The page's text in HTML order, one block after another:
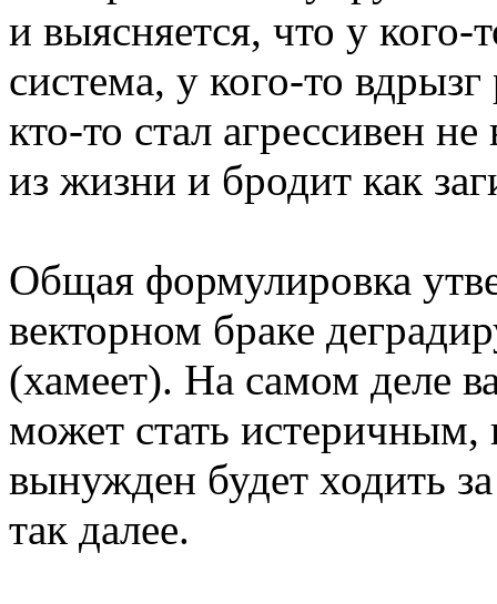
и выясняется, что у
система, у кого-то
кто-то стал агрессивен
из жизни и бродит как
Общая формулировка
векторном браке
(хамеет). На самом деле
может стать
вынужден будет ходить
так далее.